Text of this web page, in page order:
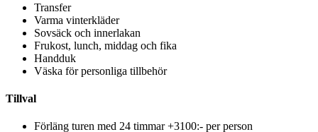
Transfer
Varma vinterkläder
Sovsäck och innerlakan
Frukost, lunch, middag och fika
Handduk
Väska för personliga tillbehör
Tillval
Förläng turen med 24 timmar +3100:- per person